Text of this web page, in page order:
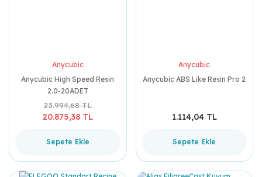
Anycubic
Anycubic High Speed Resin
2.0-20ADET
20.875,38 TL
23.994,68 TL
Sepete Ekle
Anycubic
Anycubic ABS Like Resin Pro 2
1.114,04 TL
Sepete Ekle